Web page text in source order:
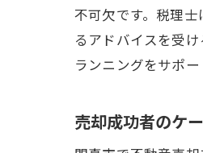
不可欠です。税理
るアドバイスを受
ランニングをサポ
売却成功者のケ